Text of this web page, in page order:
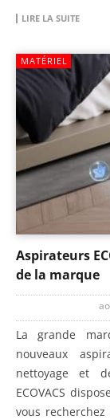
LIRE LA SUITE
MATÉRIEL
Aspirateurs
de la marque
La grande
nouveaux
nettoyage et
ECOVACS
vous